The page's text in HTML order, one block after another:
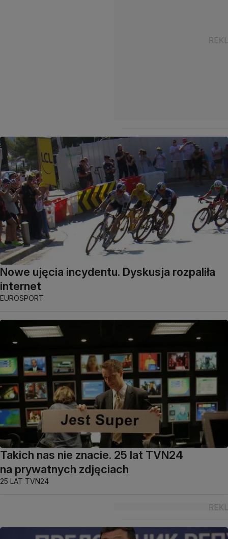
Nowe ujęcia incydentu. Dyskusja rozpaliła
internet
EUROSPORT
Takich nas nie znacie. 25 lat TVN24
na prywatnych zdjęciach
25 LAT TVN24